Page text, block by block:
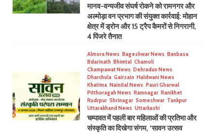
मानव-वन्यजीव संघर्ष रोकने को रामनगर और
अल्मोड़ा वन प्रभाग की संयुक्त कार्रवाई: मोहान
क्षेत्र में ड्रोन और 15 ट्रैप कैमरों से निगरानी,
4 पिंजरे तैनात
Almora News Bageshwar News Banbasa
Bdarinath Bhimtal Chamoli
Champawat News Dehradun News
Dharchula Gairsain Haldwani News
Khatima Nainital News Pauri Gharwal
Pitthoragah News Ramnagar Ranikhet
Rudrpur Shrinagar Someshwar Tankpur
Uttarakhand News Uttarkashi
चम्पावत में पहली बार महिलाओं की प्रतिभा और
संस्कृति का दिखेगा संगम, ‘सावन उत्सव